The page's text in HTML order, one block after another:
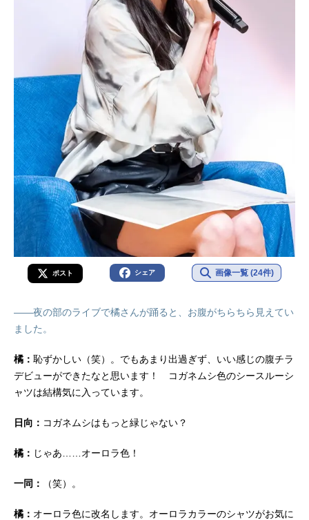
ポスト シェア 画像一覧 (24件)
――夜の部のライブで橘さんが踊ると、お腹がちらちら見えてい
ました。
橘： 恥ずかしい（笑）。でもあまり出過ぎず、いい感じの腹チラ
デビューができたなと思います！ コガネムシ色のシースルーシ
ャツは結構気に入っています。
日向： コガネムシはもっと緑じゃない？
橘： じゃあ……オーロラ色！
一同： （笑）。
橘： オーロラ色に改名します。オーロラカラーのシャツがお気に